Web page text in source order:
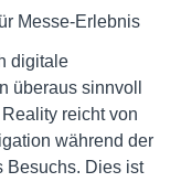
Messe-Erlebnis
digitale
überaus sinnvoll
reicht von
während der
Besuchs. Dies ist